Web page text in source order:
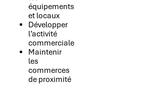
équipements
et locaux
Développer
l’activité
commerciale
Maintenir
les
commerces
de proximité